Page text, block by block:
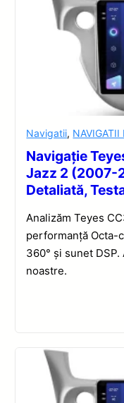
Navigatii, NAVIGATII
Navigație
Jazz 2 (2007-
Detaliată,
Analizăm Teyes
performanță Octa-
360° și sunet
noastre.